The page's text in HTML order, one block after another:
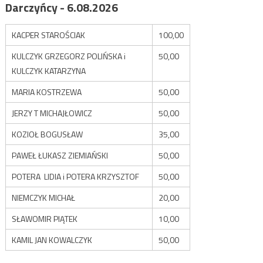
Darczyńcy - 6.08.2026
KACPER STAROŚCIAK
100,00
KULCZYK GRZEGORZ POLIŃSKA i
KULCZYK KATARZYNA
50,00
MARIA KOSTRZEWA
50,00
JERZY T MICHAJŁOWICZ
50,00
KOZIOŁ BOGUSŁAW
35,00
PAWEŁ ŁUKASZ ZIEMIAŃSKI
50,00
POTERA LIDIA i POTERA KRZYSZTOF
50,00
NIEMCZYK MICHAŁ
20,00
SŁAWOMIR PIĄTEK
10,00
KAMIL JAN KOWALCZYK
50,00